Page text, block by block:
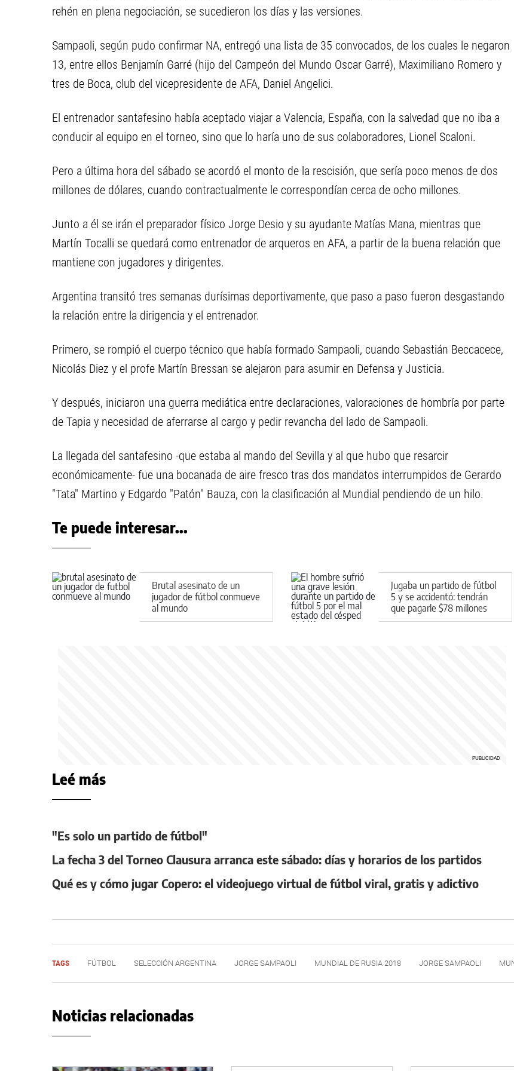
rehén en plena negociación, se sucedieron los días y las versiones.
Sampaoli, según pudo confirmar NA, entregó una lista de 35 convocados, de los cuales le negaron
13, entre ellos Benjamín Garré (hijo del Campeón del Mundo Oscar Garré), Maximiliano Romero y
tres de Boca, club del vicepresidente de AFA, Daniel Angelici.
El entrenador santafesino había aceptado viajar a Valencia, España, con la salvedad que no iba a
conducir al equipo en el torneo, sino que lo haría uno de sus colaboradores, Lionel Scaloni.
Pero a última hora del sábado se acordó el monto de la rescisión, que sería poco menos de dos
millones de dólares, cuando contractualmente le correspondían cerca de ocho millones.
Junto a él se irán el preparador físico Jorge Desio y su ayudante Matías Mana, mientras que
Martín Tocalli se quedará como entrenador de arqueros en AFA, a partir de la buena relación que
mantiene con jugadores y dirigentes.
Argentina transitó tres semanas durísimas deportivamente, que paso a paso fueron desgastando
la relación entre la dirigencia y el entrenador.
Primero, se rompió el cuerpo técnico que había formado Sampaoli, cuando Sebastián Beccacece,
Nicolás Diez y el profe Martín Bressan se alejaron para asumir en Defensa y Justicia.
Y después, iniciaron una guerra mediática entre declaraciones, valoraciones de hombría por parte
de Tapia y necesidad de aferrarse al cargo y pedir revancha del lado de Sampaoli.
La llegada del santafesino -que estaba al mando del Sevilla y al que hubo que resarcir
económicamente- fue una bocanada de aire fresco tras dos mandatos interrumpidos de Gerardo
"Tata" Martino y Edgardo "Patón" Bauza, con la clasificación al Mundial pendiendo de un hilo.
Te puede interesar...
Brutal asesinato de un
jugador de fútbol conmueve
al mundo
Jugaba un partido de fútbol
5 y se accidentó: tendrán
que pagarle $78 millones
Leé más
"Es solo un partido de fútbol"
La fecha 3 del Torneo Clausura arranca este sábado: días y horarios de los partidos
Qué es y cómo jugar Copero: el videojuego virtual de fútbol viral, gratis y adictivo
TAGS FÚTBOL SELECCIÓN ARGENTINA JORGE SAMPAOLI MUNDIAL DE RUSIA 2018 JORGE SAMPAOLI
Noticias relacionadas